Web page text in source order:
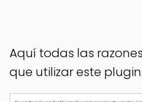
Aquí todas las
que utilizar este